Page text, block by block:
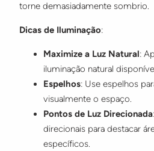
torne demasiadamente sombrio.
Dicas de Iluminação:
Maximize a Luz Natural:
iluminação natural
Espelhos: Use espelhos
visualmente o espaço.
Pontos de Luz Direcionada
direcionais para destacar
específicos.